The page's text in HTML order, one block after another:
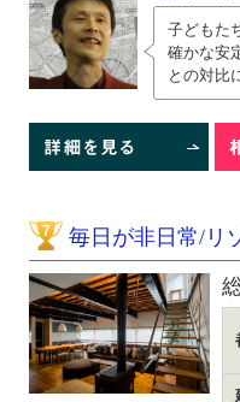
子どもた
確かな安
との対比
7 毎日が非日常/リ